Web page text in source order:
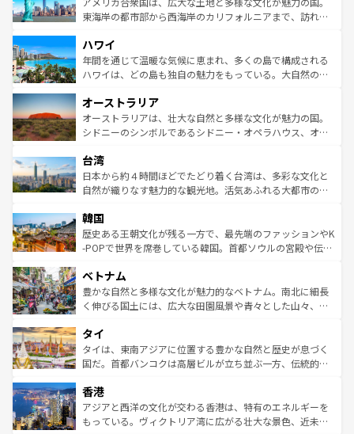
ことができる。国民の所得が高いため物価も高いが、旅行
ば市内交通費無料で観光を楽しむこともできる。 なお、新
着のスイス情報はコンテンツ一覧 を参照してほしい。
東海岸の都市部から西海岸のカリフォルニアまで、訪れる
のような巨大都市は、観光、ショッピング、エンターテイ
ンメントが詰まった刺激的なスポットだ。一方、アメリカ
西部には大自然が広がり、グランドキャニオンやイエロー
部のニューオーリンズでは、音楽と美食が融合した独特の
文化が魅力。旅行者はアメリカの各地域で異なる魅力を楽
しみながら、その多様性と豊かな歴史を感じることができ
ならではの贅沢な旅のスタイルだ。 なお、新着のアメリカ
情報はコンテンツ一覧を参照してほしい。
ハワイ
年間を通じて温暖な気候に恵まれ、多くの島で構成される
ハワイは、どの島も独自の魅力をもっている。大自然の神
ワイ島は見逃せない。また、定番の観光地といえばオアフ
島だが、静かな自然を求めるならマウイ島やカウアイ島が
おすすめ。エメラルドグリーンに輝く海をはじめ、豊かな
れるおもてなしの心で訪れる人々を迎えてくれるハワイの
人々、おいしいローカルフードやハワイアンミュージッ
ク、伝統的なフラダンスなど、すべてがハワイの魅力を彩
ワイを、存分に味わってほしい。 なお、新着のハワイ情報
はコンテンツ一覧を参照してほしい。
オーストラリア
オーストラリアは、壮大な自然と多様な文化が魅力の国。
シドニーのシンボルであるシドニー・オペラハウス、オー
リアリーフや大陸中央部にそびえるウルル（エアーズロッ
ク）、タスマニアの美しい原生林やケアンズの熱帯雨林な
ど、見どころがたくさん。また、カフェやワイン、オージ
いる。アクティビティも充実しており、サーフィンやダイ
ビング、ハイキングなど、アウトドア好きにはたまらな
い。オーストラリアの多彩な魅力を存分に味わいつくそ
参照してほしい。
台湾
日本から約４時間ほどでたどり着く台湾は、多彩な文化と
自然が織りなす魅力的な観光地。活気あふれる大都市の台
ン）、静ひつな山岳地帯である台湾東部など、都市の喧騒
と山間の静けさが共存しており、訪れる人に新しい発見と
驚きをもたらしてくれる。また、奥深い台湾の食文化も魅
容にもいいと評判のスイーツなど、バラエティ豊かな料理
が味わえる。 なお、新着の台湾情報は コンテンツ一覧を参
照してほしい。
韓国
歴史ある王朝文化が残る一方で、最先端のファッションやK
-POPで世界を席巻している韓国。首都ソウルの宮殿や伝統
き、地方に足を延ばせば四季折々の自然美を楽しむことが
できる。そして、キムチや焼肉、絶品のストリートフード
まで、さまざまな韓国料理が待っている。夜には、韓国な
リティに包まれながら、韓国の多彩な魅力を心ゆくまで味
わってみてほしい。 なお、新着の韓国情報はコンテンツ一
覧を参照してほしい。
ベトナム
豊かな自然と多様な文化が魅力的なベトナム。南北に細長
く伸びる国土には、広大な田園風景や青々とした山々、世
急速な発展と共に伝統が息づく。ハノイの古い町並みやホ
ーチミン市のフランス統治時代の建物も、独特の雰囲気を
醸し出している。また、バラエティの豊かさとおいしさで
とつ。フォーやバインミー、ベトナムコーヒーなどは、ぜ
ひ現地で味わいたい。どの地域を訪れてもあたたかい人々
が旅行者を迎えてくれるので、きっと忘れられない旅にな
タイ
タイは、東南アジアに位置する豊かな自然と歴史が息づく
国だ。首都バンコクは高層ビルが立ち並ぶ一方、伝統的な
の活気が交差している。北部ではチェンマイなどの山岳地
帯で自然と触れ合い、南部ではプーケットやクラビの美し
いビーチでリゾート気分を楽しむことができる。タイ料理
香港
アジアと西洋の文化が交わる香港は、特有のエネルギーを
もっている。ヴィクトリア湾に広がる壮大な景色、近未来